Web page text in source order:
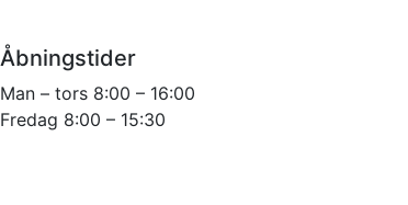
Åbningstider
Man – tors 8:00 – 16:00
Fredag 8:00 – 15:30